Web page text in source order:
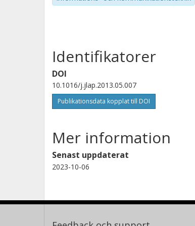
Identifikatorer
DOI
10.1016/j.jlap.2013.05.007
Publikationsdata kopplat till DOI
Mer information
Senast uppdaterat
2023-10-06